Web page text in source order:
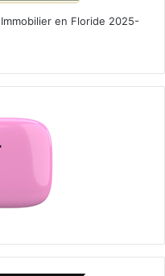
en Floride 2025-